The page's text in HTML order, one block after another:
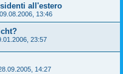
all'estero
13:46
23:57
14:27